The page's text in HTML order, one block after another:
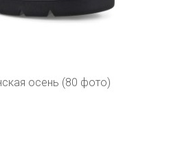
осень (80 фото)